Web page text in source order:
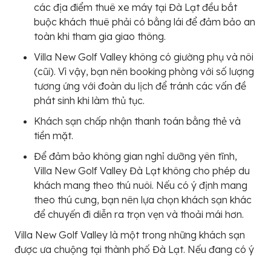
các địa điểm thuê xe máy tại Đà Lạt đều bắt
buộc khách thuê phải có bằng lái để đảm bảo an
toàn khi tham gia giao thông.
Villa New Golf Valley không có giường phụ và nôi
(cũi). Vì vậy, bạn nên booking phòng với số lượng
tương ứng với đoàn du lịch để tránh các vấn đề
phát sinh khi làm thủ tục.
Khách sạn chấp nhận thanh toán bằng thẻ và
tiền mặt.
Để đảm bảo không gian nghỉ dưỡng yên tĩnh,
Villa New Golf Valley Đà Lạt không cho phép du
khách mang theo thú nuôi. Nếu có ý định mang
theo thú cưng, bạn nên lựa chọn khách sạn khác
để chuyến đi diễn ra trọn vẹn và thoải mái hơn.
Villa New Golf Valley là một trong những khách sạn
được ưa chuộng tại thành phố Đà Lạt. Nếu đang có ý